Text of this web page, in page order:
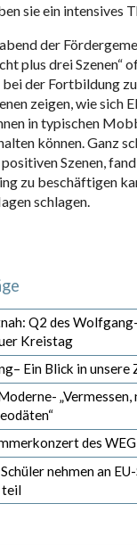
sie ein intensives
der
plus drei Szenen“
der Fortbildung
zeigen, wie sich
in typischen
können. Ganz
Szenen, fand
zu beschäftigen
schlagen.
Q2 des
Kreistag
Ein Blick in unsere
„Vermessen,
des WEG
nehmen an
teil